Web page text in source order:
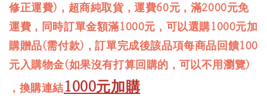
修正運費)，超商純取貨，運費60元，滿2000元免
運費，同時訂單金額滿1000元，可以選購1000元加
購贈品(需付款)，訂單完成後該品項每商品回饋100
元入購物金(如果沒有打算回購的，可以不用瀏覽)
，換購連結1000元加購